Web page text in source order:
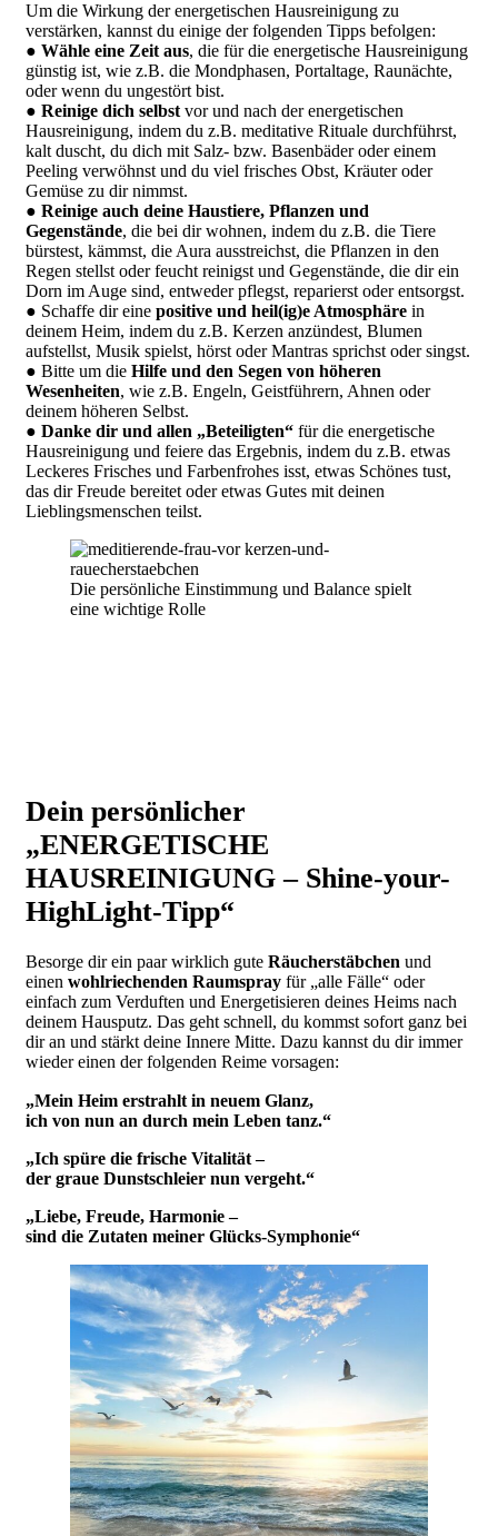
Um die Wirkung der energetischen Hausreinigung zu
verstärken, kannst du einige der folgenden Tipps befolgen:
● Wähle eine Zeit aus, die für die energetische Hausreinigung
günstig ist, wie z.B. die Mondphasen, Portaltage, Raunächte,
oder wenn du ungestört bist.
● Reinige dich selbst vor und nach der energetischen
Hausreinigung, indem du z.B. meditative Rituale durchführst,
kalt duscht, du dich mit Salz- bzw. Basenbäder oder einem
Peeling verwöhnst und du viel frisches Obst, Kräuter oder
Gemüse zu dir nimmst.
● Reinige auch deine Haustiere, Pflanzen und
Gegenstände, die bei dir wohnen, indem du z.B. die Tiere
bürstest, kämmst, die Aura ausstreichst, die Pflanzen in den
Regen stellst oder feucht reinigst und Gegenstände, die dir ein
Dorn im Auge sind, entweder pflegst, reparierst oder entsorgst.
● Schaffe dir eine positive und heil(ig)e Atmosphäre in
deinem Heim, indem du z.B. Kerzen anzündest, Blumen
aufstellst, Musik spielst, hörst oder Mantras sprichst oder singst.
● Bitte um die Hilfe und den Segen von höheren
Wesenheiten, wie z.B. Engeln, Geistführern, Ahnen oder
deinem höheren Selbst.
● Danke dir und allen „Beteiligten“ für die energetische
Hausreinigung und feiere das Ergebnis, indem du z.B. etwas
Leckeres Frisches und Farbenfrohes isst, etwas Schönes tust,
das dir Freude bereitet oder etwas Gutes mit deinen
Lieblingsmenschen teilst.
Die persönliche Einstimmung und Balance spielt
eine wichtige Rolle
Dein persönlicher
„ENERGETISCHE
HAUSREINIGUNG – Shine-your-
HighLight-Tipp“
Besorge dir ein paar wirklich gute Räucherstäbchen und
einen wohlriechenden Raumspray für „alle Fälle“ oder
einfach zum Verduften und Energetisieren deines Heims nach
deinem Hausputz. Das geht schnell, du kommst sofort ganz bei
dir an und stärkt deine Innere Mitte. Dazu kannst du dir immer
wieder einen der folgenden Reime vorsagen:
„Mein Heim erstrahlt in neuem Glanz,
ich von nun an durch mein Leben tanz.“
„Ich spüre die frische Vitalität –
der graue Dunstschleier nun vergeht.“
„Liebe, Freude, Harmonie –
sind die Zutaten meiner Glücks-Symphonie“